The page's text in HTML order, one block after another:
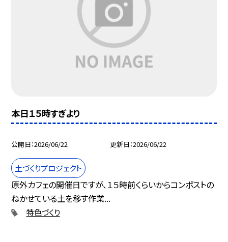
本日１５時すぎより
公開日 2026/06/22 更新日 2026/06/22
土づくりプロジェクト
原外カフェの開催日ですが、１５時前くらいからコンポストの
ねかせている土を移す作業...
特色づくり